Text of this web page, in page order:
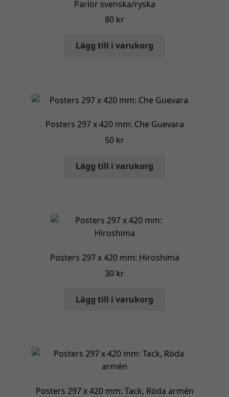
Parlör svenska/ryska
80 kr
Lägg till i varukorg
Posters 297 x 420 mm: Che Guevara
50 kr
Lägg till i varukorg
Posters 297 x 420 mm: Hiroshima
30 kr
Lägg till i varukorg
Posters 297 x 420 mm: Tack, Röda armén